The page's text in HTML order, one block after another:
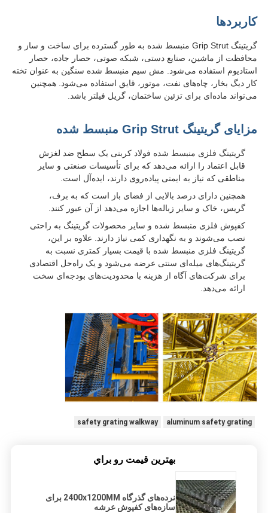
کاربردها
گریتینگ Grip Strut منبسط شده به طور گسترده برای ساخت و ساز و
محافظت از ماشین، صنایع دستی، شبکه صوتی، حصار جاده، حصار
استادیوم استفاده می‌شود. مش سیم منبسط شده سنگین به عنوان تخته
کار دیگ بخار، چاه‌های نفت، موتور، قایق استفاده می‌شود. همچنین
می‌تواند ماده‌ای برای تزئین ساختمان، گریل فیلتر باشد.
مزایای گریتینگ Grip Strut منبسط شده
گریتینگ فلزی منبسط شده فولاد کربنی یک سطح ضد لغزش
قابل اعتماد را ارائه می‌دهد که برای تأسیسات صنعتی و سایر
مناطقی که نیاز به ایمنی پیاده‌روی دارند، ایده‌آل است.
همچنین دارای درصد بالایی از فضای باز است که به برف،
گریس، خاک و سایر زباله‌ها اجازه می‌دهد از آن عبور کنند.
کفپوش فلزی منبسط شده و سایر محصولات گریتینگ به راحتی
نصب می‌شوند و به نگهداری کمی نیاز دارند. علاوه بر این،
گریتینگ فلزی منبسط شده با قیمت بسیار کمتری نسبت به
گریتینگ‌های میله‌ای سنتی عرضه می‌شود و یک راه‌حل اقتصادی
برای شرکت‌های آگاه از هزینه با محدودیت‌های بودجه‌ای سخت
ارائه می‌دهد.
aluminum safety grating
safety grating walkway
بهترين قيمت رو براي
نرده‌های گذرگاه 2400x1200MM برای
سازه‌های کفپوش عرشه